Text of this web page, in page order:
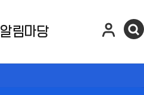
알림마당